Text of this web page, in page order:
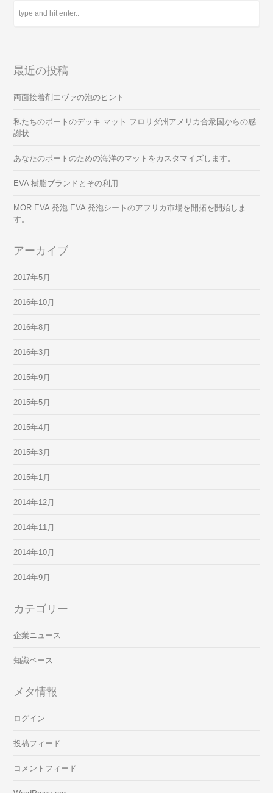
最近の投稿
両面接着剤エヴァの泡のヒント
私たちのボートのデッキ マット フロリダ州アメリカ合衆国からの感
謝状
あなたのボートのための海洋のマットをカスタマイズします。
EVA 樹脂ブランドとその利用
MOR EVA 発泡 EVA 発泡シートのアフリカ市場を開拓を開始しま
す。
アーカイブ
2017年5月
2016年10月
2016年8月
2016年3月
2015年9月
2015年5月
2015年4月
2015年3月
2015年1月
2014年12月
2014年11月
2014年10月
2014年9月
カテゴリー
企業ニュース
知識ベース
メタ情報
ログイン
投稿フィード
コメントフィード